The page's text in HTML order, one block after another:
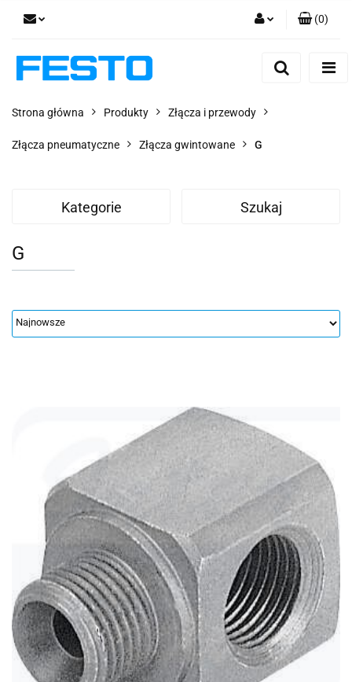
Dodaj zgłoszenie
(0)
Strona główna Produkty Złącza i przewody
Złącza pneumatyczne Złącza gwintowane G
Kategorie Szukaj
G